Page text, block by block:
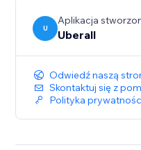
U
Aplikacja
Uberall
Odwiedź naszą
Skontaktuj się z
Polityka